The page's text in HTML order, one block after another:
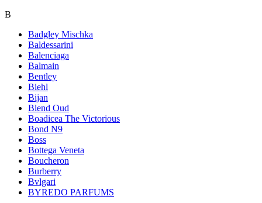
B
Badgley Mischka
Baldessarini
Balenciaga
Balmain
Bentley
Biehl
Bijan
Blend Oud
Boadicea The Victorious
Bond N9
Boss
Bottega Veneta
Boucheron
Burberry
Bvlgari
BYREDO PARFUMS